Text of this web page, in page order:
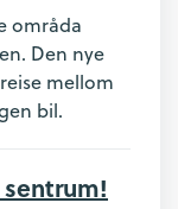
områda
Den nye
mellom
bil.